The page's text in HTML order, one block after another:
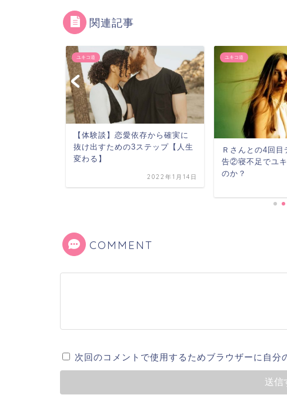
関連記事
ユキコ道
【体験談】恋愛依存から確実に
抜け出すための3ステップ【人生
変わる】
2022年1月14日
ユキコ道
Ｒさんとの4回目
告②寝不足でユ
のか？
COMMENT
次回のコメントで使用するためブラウザーに自分